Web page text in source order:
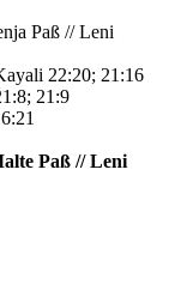
Paß // Leni
22:20; 21:16
21:9
Paß // Leni